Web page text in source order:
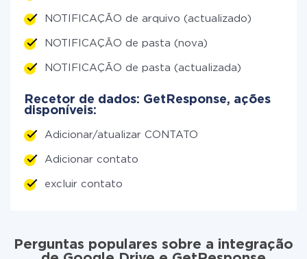
NOTIFICAÇÃO de arquivo (actualizado)
NOTIFICAÇÃO de pasta (nova)
NOTIFICAÇÃO de pasta (actualizada)
Recetor de dados: GetResponse, ações
disponíveis:
Adicionar/atualizar CONTATO
Adicionar contato
excluir contato
Perguntas populares sobre a integração